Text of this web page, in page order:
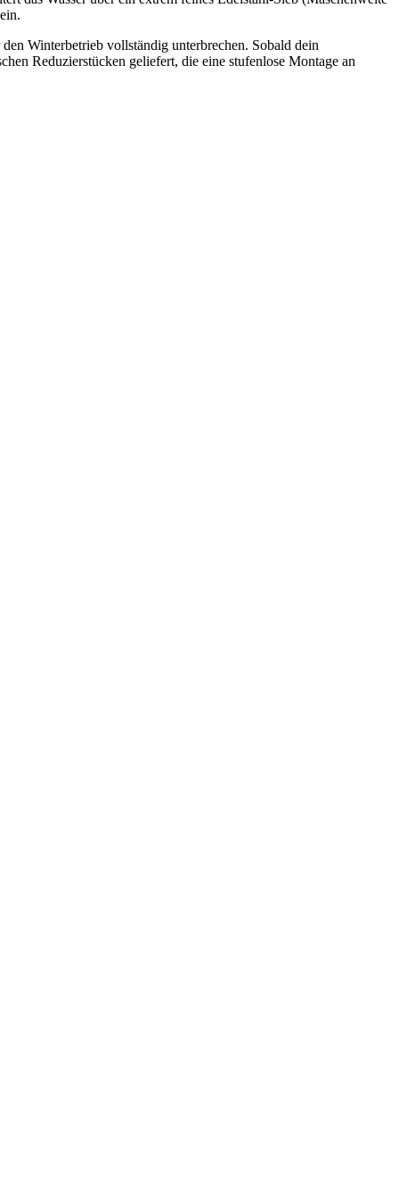
Winterbetrieb vollständig unterbrechen. Sobald dein
Reduzierstücken geliefert, die eine stufenlose Montage an